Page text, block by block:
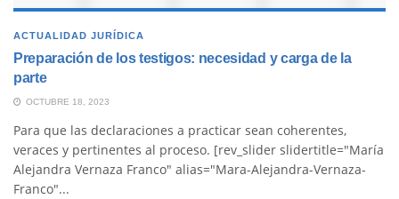
ACTUALIDAD JURÍDICA
Preparación de los testigos: necesidad y carga de la
parte
OCTUBRE 18, 2023
Para que las declaraciones a practicar sean coherentes,
veraces y pertinentes al proceso. [rev_slider slidertitle="María
Alejandra Vernaza Franco" alias="Mara-Alejandra-Vernaza-
Franco"...